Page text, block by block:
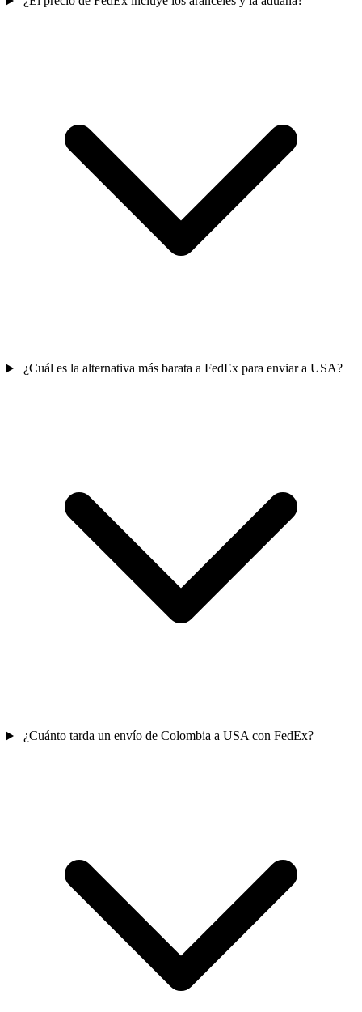
¿Cuál es la alternativa más barata a FedEx para enviar a USA?
¿Cuánto tarda un envío de Colombia a USA con FedEx?